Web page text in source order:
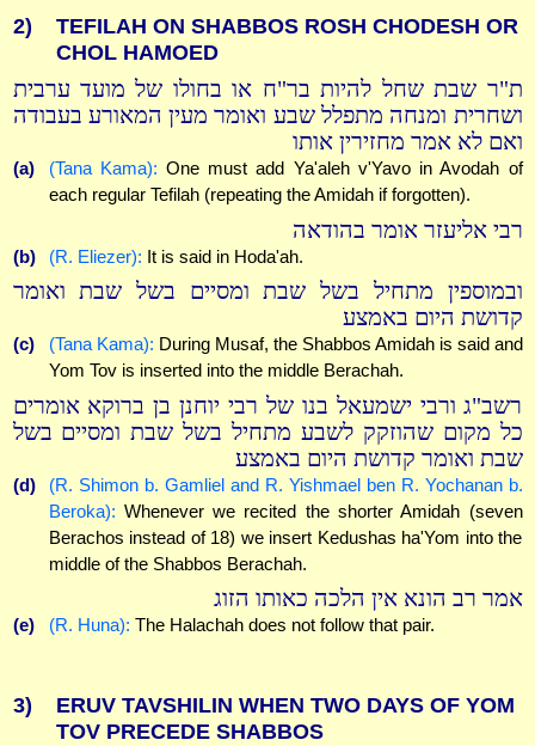
2)
TEFILAH ON SHABBOS ROSH CHODESH OR
CHOL HAMOED
ת"ר שבת שחל להיות בר"ח או בחולו של מועד ערבית
ושחרית ומנחה מתפלל שבע ואומר מעין המאורע בעבודה
ואם לא אמר מחזירין אותו
(a) (Tana Kama): One must add Ya'aleh v'Yavo in Avodah of
each regular Tefilah (repeating the Amidah if forgotten).
רבי אליעזר אומר בהודאה
(b) (R. Eliezer): It is said in Hoda'ah.
ובמוספין מתחיל בשל שבת ומסיים בשל שבת ואומר
קדושת היום באמצע
(c) (Tana Kama): During Musaf, the Shabbos Amidah is said and
Yom Tov is inserted into the middle Berachah.
רשב"ג ורבי ישמעאל בנו של רבי יוחנן בן ברוקא אומרים
כל מקום שהוזקק לשבע מתחיל בשל שבת ומסיים בשל
שבת ואומר קדושת היום באמצע
(d)
(R. Shimon b. Gamliel and R. Yishmael ben R. Yochanan b.
Beroka): Whenever we recited the shorter Amidah (seven
Berachos instead of 18) we insert Kedushas ha'Yom into the
middle of the Shabbos Berachah.
אמר רב הונא אין הלכה כאותו הזוג
(e) (R. Huna): The Halachah does not follow that pair.
3)
ERUV TAVSHILIN WHEN TWO DAYS OF YOM
TOV PRECEDE SHABBOS